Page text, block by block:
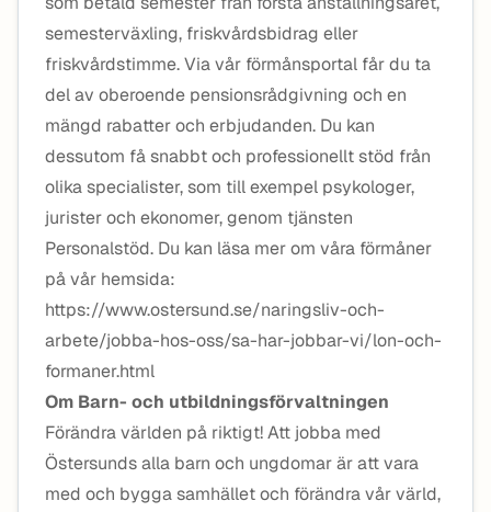
semesterväxling, friskvårdsbidrag eller
friskvårdstimme. Via vår förmånsportal får du ta
del av oberoende pensionsrådgivning och en
mängd rabatter och erbjudanden. Du kan
dessutom få snabbt och professionellt stöd från
olika specialister, som till exempel psykologer,
jurister och ekonomer, genom tjänsten
Personalstöd. Du kan läsa mer om våra förmåner
på vår hemsida:
https://www.ostersund.se/naringsliv-och-
arbete/jobba-hos-oss/sa-har-jobbar-vi/lon-och-
formaner.html
Om Barn- och utbildningsförvaltningen
Förändra världen på riktigt! Att jobba med
Östersunds alla barn och ungdomar är att vara
med och bygga samhället och förändra vår värld,